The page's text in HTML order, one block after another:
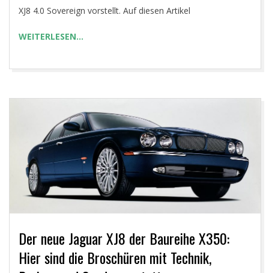
XJ8 4.0 Sovereign vorstellt. Auf diesen Artikel
WEITERLESEN…
Der neue Jaguar XJ8 der Baureihe X350:
Hier sind die Broschüren mit Technik,